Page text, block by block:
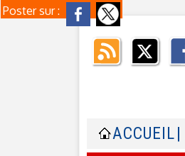
Poster sur :
ACCUEIL